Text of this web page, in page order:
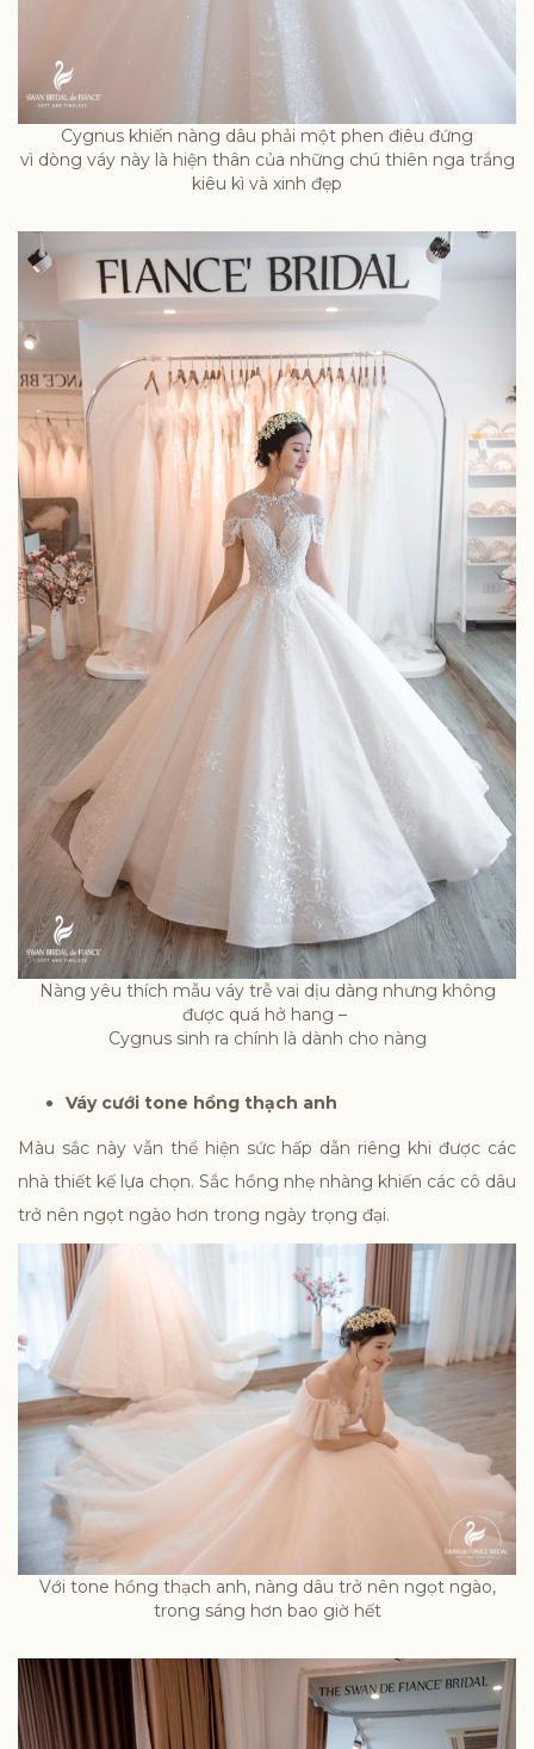
Cygnus khiến nàng dâu phải một phen điêu đứng
vì dòng váy này là hiện thân của những chú thiên nga trắng
kiêu kì và xinh đẹp
Nàng yêu thích mẫu váy trễ vai dịu dàng nhưng không
được quá hở hang –
Cygnus sinh ra chính là dành cho nàng
Váy cưới tone hồng thạch anh
Màu sắc này vẫn thể hiện sức hấp dẫn riêng khi được các
nhà thiết kế lựa chọn. Sắc hồng nhẹ nhàng khiến các cô dâu
trở nên ngọt ngào hơn trong ngày trọng đại.
Với tone hồng thạch anh, nàng dâu trở nên ngọt ngào,
trong sáng hơn bao giờ hết